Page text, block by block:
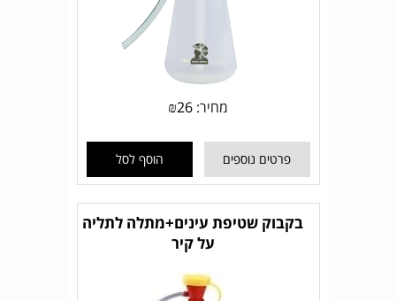
מחיר: ₪26
פרטים נוספים הוסף לסל
בקבוק שטיפת עינים+מתלה לתליה
על קיר